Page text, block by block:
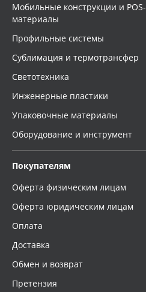
Мобильные конструкции и POS-
материалы
Профильные системы
Сублимация и термотрансфер
Светотехника
Инженерные пластики
Упаковочные материалы
Оборудование и инструмент
Покупателям
Оферта физическим лицам
Оферта юридическим лицам
Оплата
Доставка
Обмен и возврат
Претензия